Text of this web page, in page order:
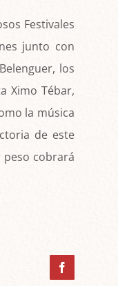
Festivales
junto con
los
Ximo Tébar,
la música
de este
peso cobrará
Facebook